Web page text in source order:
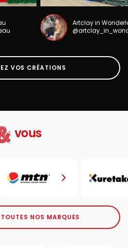
Artclay in
VOS CRÉATIONS
vous
NOS MARQUES